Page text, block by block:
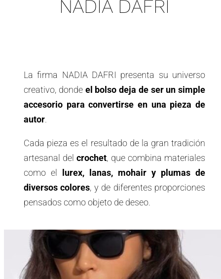
NADIA DAFRI
La firma NADIA DAFRI presenta su universo
creativo, donde el bolso deja de ser un simple
accesorio para convertirse en una pieza de
autor
Cada pieza es el resultado de la gran tradición
artesanal delcrochet, que combina materiales
como el lurex, lanas, mohair y plumas de
diversos colores, y de diferentes proporciones
pensados como objeto de deseo.